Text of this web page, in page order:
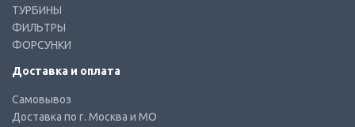
ТУРБИНЫ
ФИЛЬТРЫ
ФОРСУНКИ
Доставка и оплата
Самовывоз
Доставка по г. Москва и МО